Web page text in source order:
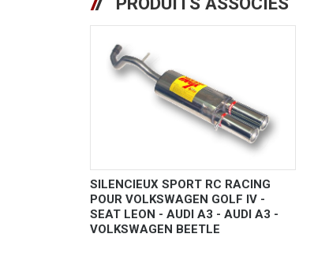
SILENCIEUX SPORT RC RACING
POUR VOLKSWAGEN GOLF IV -
SEAT LEON - AUDI A3 - AUDI A3 -
VOLKSWAGEN BEETLE